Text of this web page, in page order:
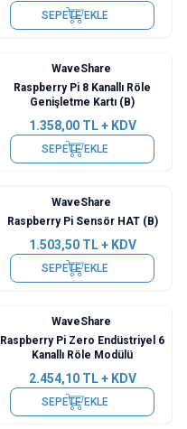
SEPETE EKLE
WaveShare
Raspberry Pi 8 Kanallı Röle
Genişletme Kartı (B)
1.358,00TL + KDV
SEPETE EKLE
WaveShare
Raspberry Pi Sensör HAT (B)
1.503,50TL + KDV
SEPETE EKLE
WaveShare
Raspberry Pi Zero Endüstriyel 6
Kanallı Röle Modülü
2.454,10TL + KDV
SEPETE EKLE